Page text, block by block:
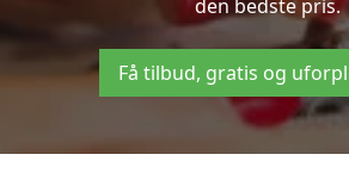
den bedste pris.
Få tilbud, gratis og